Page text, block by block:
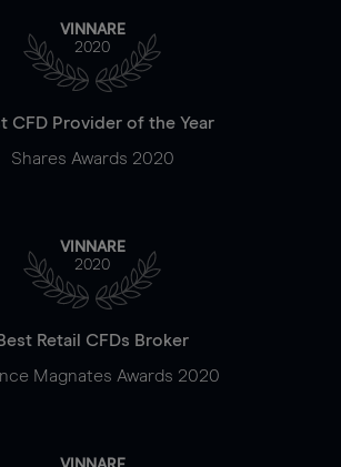
VINNARE
2020
CFD Provider of the Year
Shares Awards 2020
VINNARE
2020
Best Retail CFDs Broker
Magnates Awards 2020